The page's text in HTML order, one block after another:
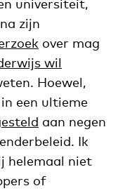
universiteit,
zijn
over mag
wil
Hoewel,
een ultieme
aan negen
Ik
helemaal niet
of